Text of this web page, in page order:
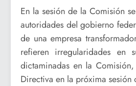
En la sesión de la Comisión
autoridades del gobierno
de una empresa
refieren irregularidades en
dictaminadas en la
Directiva en la próxima